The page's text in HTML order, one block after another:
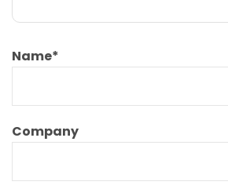
Name*
Company